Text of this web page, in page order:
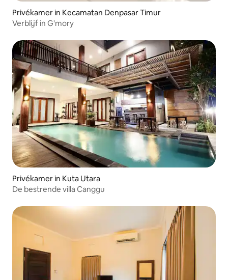
Privékamer in Kecamatan Denpasar Timur
Verblijf in G'mory
Privékamer in Kuta Utara
De bestrende villa Canggu